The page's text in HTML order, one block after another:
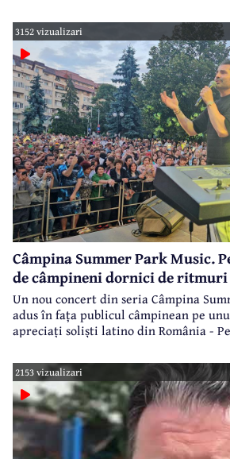
3152 vizualizari
Câmpina Summer Park Music.
de câmpineni dornici de
Un nou concert din seria Câmpina
adus în fața publicul câmpinean pe
apreciați soliști latino din România -
2153 vizualizari